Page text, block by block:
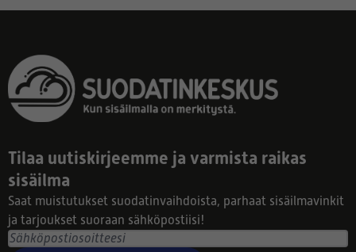
Tilaa uutiskirjeemme ja varmista raikas
sisäilma
Saat muistutukset suodatinvaihdoista, parhaat sisäilmavinkit
ja tarjoukset suoraan sähköpostiisi!